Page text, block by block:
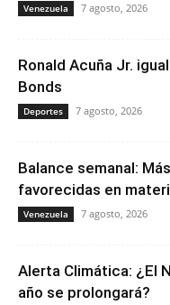
Venezuela 7 agosto, 2026
Ronald Acuña Jr.
Bonds
Deportes 7 agosto, 2026
Balance semanal:
favorecidas en
Venezuela 7 agosto, 2026
Alerta Climática: ¿El
año se prolongará?